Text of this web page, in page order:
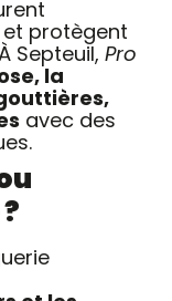
et protègent
Septeuil, Pro
la
avec des